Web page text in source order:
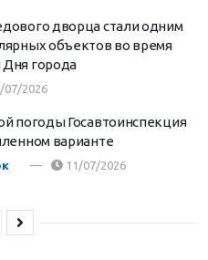
дворца стали одним
объектов во время
Дня города
07/2026
погоды Госавтоинспекция
варианте
11/07/2026